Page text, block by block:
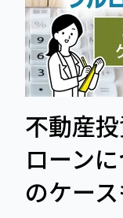
不動産
ローン
のケー